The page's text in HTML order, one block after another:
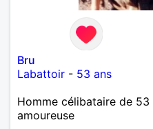
Bru
Labattoir - 53 ans
Homme célibataire de
amoureuse